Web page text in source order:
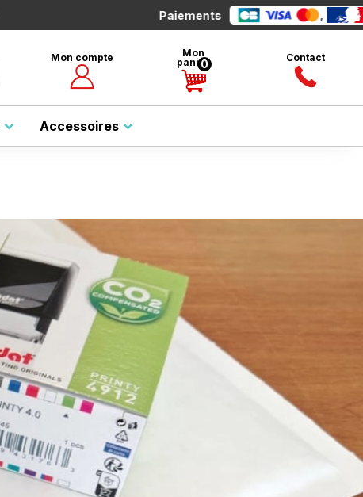
, Mandat
Rechercher
Mon compte
Mon
panier
0 Contact
Accessoires